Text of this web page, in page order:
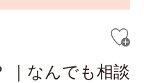
｜なんでも相談